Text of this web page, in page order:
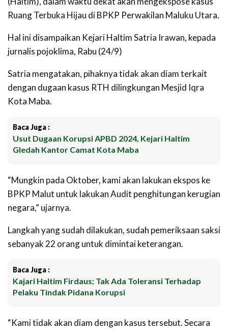
Ruang Terbuka Hijau di BPKP Perwakilan Maluku Utara.
Hal ini disampaikan Kejari Haltim Satria Irawan, kepada
jurnalis pojoklima, Rabu (24/9)
Satria mengatakan, pihaknya tidak akan diam terkait
dengan dugaan kasus RTH dilingkungan Mesjid Iqra
Kota Maba.
Baca Juga :
Usut Dugaan Korupsi APBD 2024, Kejari Haltim
Gledah Kantor Camat Kota Maba
“Mungkin pada Oktober, kami akan lakukan ekspos ke
BPKP Malut untuk lakukan Audit penghitungan kerugian
negara,” ujarnya.
Langkah yang sudah dilakukan, sudah pemeriksaan saksi
sebanyak 22 orang untuk dimintai keterangan.
Baca Juga :
Kajari Haltim Firdaus; Tak Ada Toleransi Terhadap
Pelaku Tindak Pidana Korupsi
“Kami tidak akan diam dengan kasus tersebut. Secara